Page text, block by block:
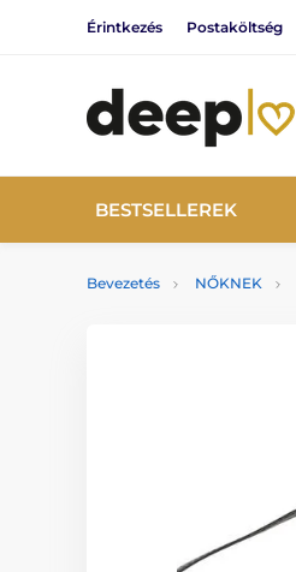
Érintkezés Postaköltség
BESTSELLEREK
Bevezetés NŐKNEK